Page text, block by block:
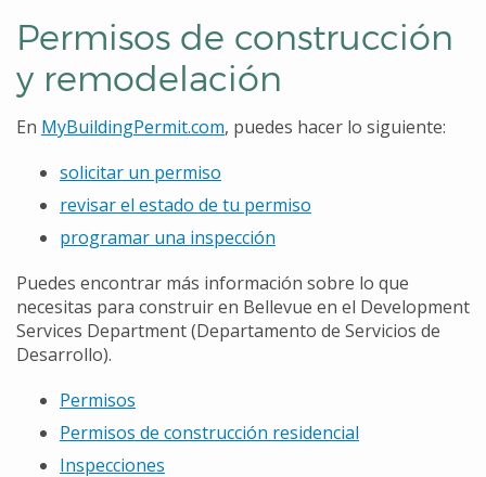
Permisos de construcción
y remodelación
En MyBuildingPermit.com, puedes hacer lo siguiente:
solicitar un permiso
revisar el estado de tu permiso
programar una inspección
Puedes encontrar más información sobre lo que
necesitas para construir en Bellevue en el Development
Services Department (Departamento de Servicios de
Desarrollo).
Permisos
Permisos de construcción residencial
Inspecciones